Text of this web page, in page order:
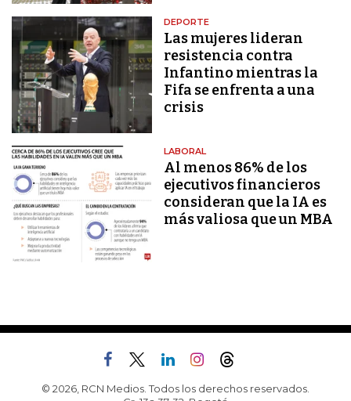
DEPORTE
Las mujeres lideran
resistencia contra
Infantino mientras la
Fifa se enfrenta a una
crisis
LABORAL
Al menos 86% de los
ejecutivos financieros
consideran que la IA es
más valiosa que un MBA
© 2026, RCN Medios. Todos los derechos reservados.